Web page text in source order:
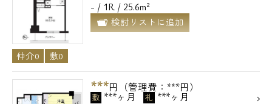
- / 1R / 25.6m²
検討リストに追加
仲介0 敷0
***円（管理費：***円）
敷 ***ヶ月 礼 ***ヶ月